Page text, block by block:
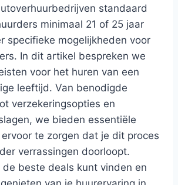
standaard
minimaal 21 of 25 jaar
specifieke mogelijkheden voor
In dit artikel bespreken we
voor het huren van een
leeftijd. Van benodigde
verzekeringsopties en
we bieden essentiële
te zorgen dat je dit proces
verrassingen doorloopt.
de beste deals kunt vinden en